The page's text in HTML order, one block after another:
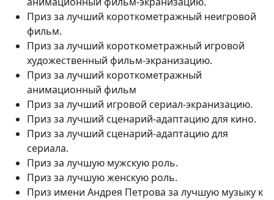
Приз за лучший короткометражный неигровой
фильм.
Приз за лучший короткометражный игровой
художественный фильм-экранизацию.
Приз за лучший короткометражный
анимационный фильм
Приз за лучший игровой сериал-экранизацию.
Приз за лучший сценарий-адаптацию для кино.
Приз за лучший сценарий-адаптацию для
сериала.
Приз за лучшую мужскую роль.
Приз за лучшую женскую роль.
Приз имени Андрея Петрова за лучшую музыку к